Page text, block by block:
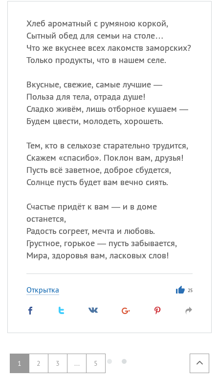
Хлеб ароматный с румяною коркой,
Сытный обед для семьи на столе…
Что же вкуснее всех лакомств заморских?
Только продукты, что в нашем селе.
Вкусные, свежие, самые лучшие —
Польза для тела, отрада душе!
Сладко живём, лишь отборное кушаем —
Будем цвести, молодеть, хорошеть.
Тем, кто в сельхозе старательно трудится,
Скажем «спасибо». Поклон вам, друзья!
Пусть всё заветное, доброе сбудется,
Солнце пусть будет вам вечно сиять.
Счастье придёт к вам — и в доме
останется,
Радость согреет, мечта и любовь.
Грустное, горькое — пусть забывается,
Мира, здоровья вам, ласковых слов!
Открытка 25
1 2 3 ... 5